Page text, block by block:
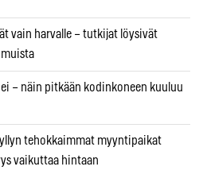
vain harvalle – tutkijat löysivät
– näin pitkään kodinkoneen kuuluu
tehokkaimmat myyntipaikat
vaikuttaa hintaan